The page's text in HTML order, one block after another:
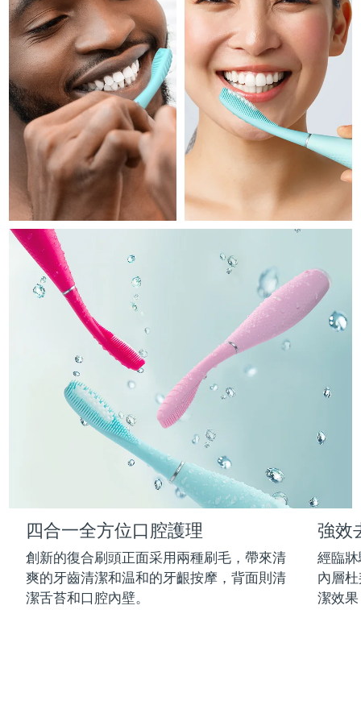
四合一全方位口腔護理
創新的復合刷頭正面采用兩種刷毛，帶來清
爽的牙齒清潔和温和的牙齦按摩，背面則清
潔舌苔和口腔內壁。
強效
經臨
內層
潔效
FAQ™護膚品
All FAQ™ skincare
FAQ™產品
All anti-aging treatments
FAQ™護膚品
All FAQ™ skincare
FAQ™產品
All LED treatments
FAQ™產品
All hair treatments
FAQ™ skincare
All FAQ™ skincare
FAQ™ products
All toning treatments
脫毛
PEACH™ 2 Pro Max
Professional IPL hair removal device
PEACH™ 2
IPL hair removal
PEACH™ 2 go
Travel-friendly IPL hair removal
PEACH™ Cooling Prep Gel
Cooling IPL hair removal gel
身體護理
BEAR™ 2 body
Microcurrent body toning
LUNA™ 4 body
Massaging body brush
SUPERCHARGED™ serum
Firming body serum
痘肌護理
ESPADA™ 2 plus
Recurring acne LED therapy
ESPADA™ 2
ESPADA™ Blemish Solution
Concentrated acne gel
ESPADA™ 設備
All acne treatment devices
眼部護理
BEAR™ 2 eyes & lips
Microcurrent line smoothing device
IRIS™ 2
眼部護膚
Advanced eye care treatment
眼部護理設備
All revitalizing eye massagers
毛孔護理
Diamond microdermabrasion .
KIWI™
Blackhead remover
KIWI™ 皮肤护理
Advanced pore care essentials
護發
2-in-1 LED scalp massager
FLIP™ play advanced
LED light hairbrush
LUNA™ Dual-Peptide Scalp
Serum
For healthy hair
牙齒美白
NEW
issa™ Teeth Whitening Set
Dual LED + sonic device & 18% PAP gel
issa™ Teeth Whitening Gel
18% PAP
男士
法國 預計送達日期08/08/2026
法屬玻里尼西亞 預計送達日期12/08/2026
德國 預計送達日期08/08/2026
直布羅陀 預計送達日期12/08/2026
希臘 預計送達日期08/08/2026
中國香港特別行政區 預計送達日期 09/08/2026
匈牙利 08/08/2026
冰島 預計送達日期 09/08/2026
預計送達日期06/08/2026
預計送達日期 08/08/2026
預計送達日期 10/08/2026
預計送達日期
預計送達日期11/08/2026
澤西島 13/08/2026
哈薩克 預計送達日期10/08/2026